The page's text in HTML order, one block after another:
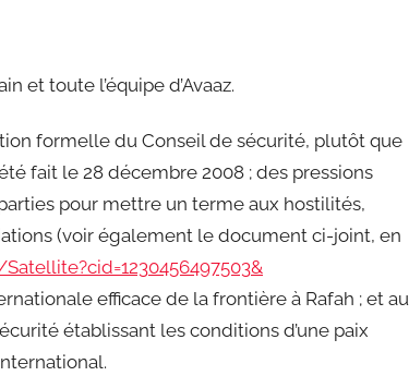
et toute l’équipe d’Avaaz.
formelle du Conseil de sécurité, plutôt que
fait le 28 décembre 2008 ; des pressions
pour mettre un terme aux hostilités,
(voir également le document ci-joint, en
efficace de la frontière à Rafah ; et au
établissant les conditions d’une paix